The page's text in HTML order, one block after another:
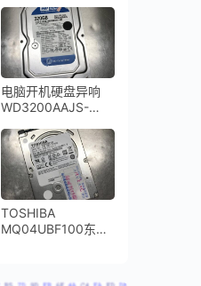
电脑开机硬盘异响
WD3200AAJS-
开盘数据恢复
TOSHIBA
MQ04UBF100东芝